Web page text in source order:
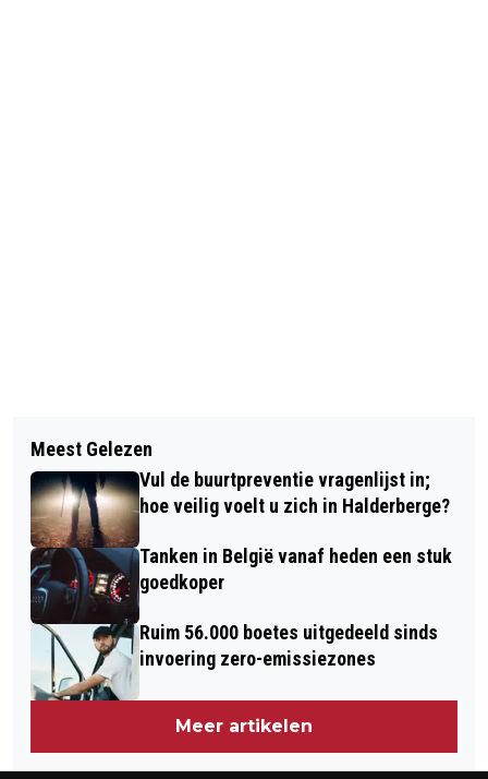
BRAVIS ZIEKENHUIS EN DE ROSE-
LINDE BUNDELEN KRACHTEN VOOR
EXTRA ONDERSTEUNING BIJ KANKER
RUIM 4 OP DE 5 INBRAAKPOGINGEN IN
BRABANT SUCCESVOL, HOE SCOREN
DE DIEVEN IN HALDERBERGE?
Meest Gelezen
Vul de buurtpreventie vragenlijst in;
hoe veilig voelt u zich in Halderberge?
Tanken in België vanaf heden een stuk
goedkoper
Ruim 56.000 boetes uitgedeeld sinds
invoering zero-emissiezones
Meer artikelen